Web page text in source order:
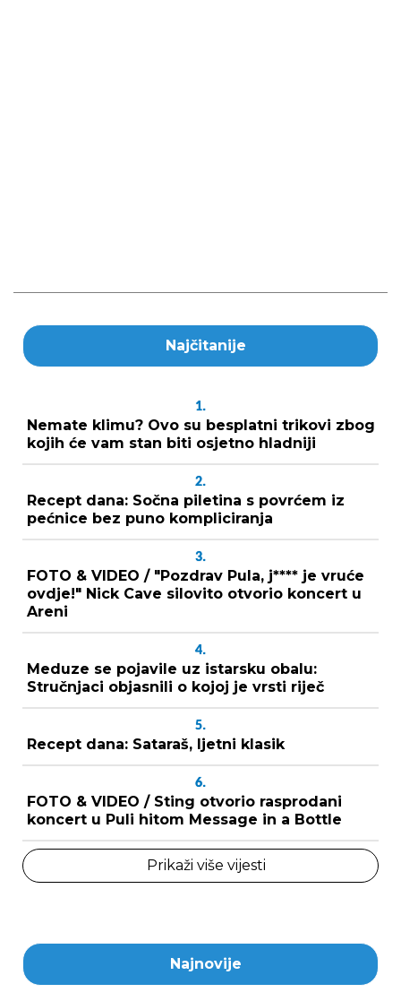
Najčitanije
1.
Nemate klimu? Ovo su besplatni trikovi zbog
kojih će vam stan biti osjetno hladniji
2.
Recept dana: Sočna piletina s povrćem iz
pećnice bez puno kompliciranja
3.
FOTO & VIDEO / "Pozdrav Pula, j**** je vruće
ovdje!" Nick Cave silovito otvorio koncert u
Areni
4.
Meduze se pojavile uz istarsku obalu:
Stručnjaci objasnili o kojoj je vrsti riječ
5.
Recept dana: Sataraš, ljetni klasik
6.
FOTO & VIDEO / Sting otvorio rasprodani
koncert u Puli hitom Message in a Bottle
Prikaži više vijesti
Najnovije